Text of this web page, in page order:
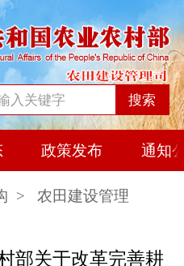
搜索
政策发布 通知
>
农田建设管理
部关于改革完善耕